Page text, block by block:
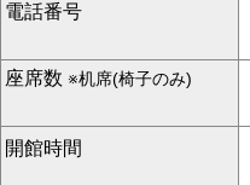
電話番号
座席数 ※机席(椅子のみ)
開館時間